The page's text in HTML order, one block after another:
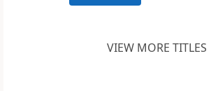
VIEW MORE TITLES